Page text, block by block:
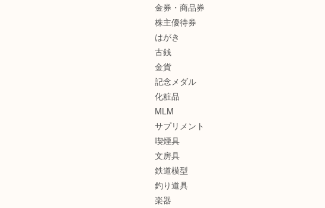
金券・商品券
株主優待券
はがき
古銭
金貨
記念メダル
化粧品
MLM
サプリメント
喫煙具
文房具
鉄道模型
釣り道具
楽器